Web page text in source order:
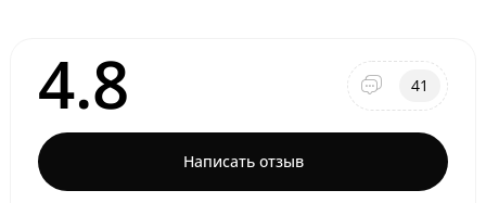
4.8 41
Написать отзыв